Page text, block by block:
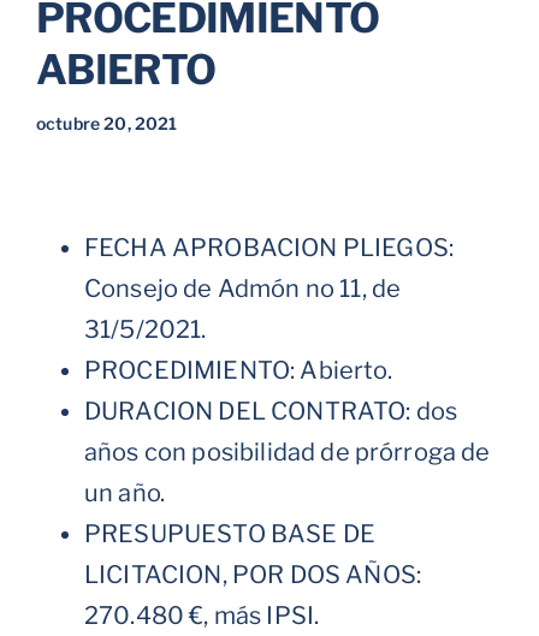
PROCEDIMIENTO
ABIERTO
octubre 20, 2021
FECHA APROBACION PLIEGOS:
Consejo de Admón no 11, de
31/5/2021.
PROCEDIMIENTO: Abierto.
DURACION DEL CONTRATO: dos
años con posibilidad de prórroga de
un año.
PRESUPUESTO BASE DE
LICITACION, POR DOS AÑOS:
270.480 €, más IPSI.